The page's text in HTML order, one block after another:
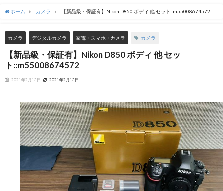
ホーム カメラ 【新品級・保証有】Nikon D850 ボディ 他 セット::m55008674572
カメラ デジタルカメラ 家電・スマホ・カメラ カメラ
【新品級・保証有】Nikon D850 ボディ 他 セッ
ト::m55008674572
2021年2月13日 2021年2月13日